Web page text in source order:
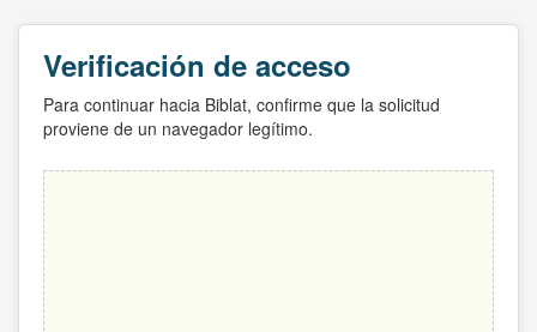
Verificación de acceso
Para continuar hacia Biblat, confirme que la solicitud
proviene de un navegador legítimo.